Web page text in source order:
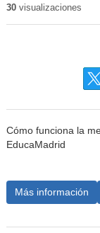
30visualizaciones
Cómo funciona la
EducaMadrid
Más información